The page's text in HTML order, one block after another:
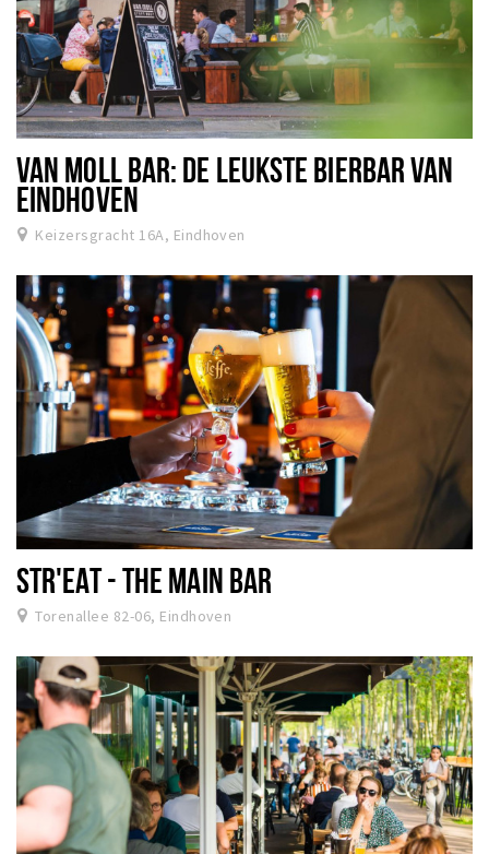
VAN MOLL BAR: DE LEUKSTE BIERBAR VAN
EINDHOVEN
Keizersgracht 16A, Eindhoven
STR'EAT - THE MAIN BAR
Torenallee 82-06, Eindhoven